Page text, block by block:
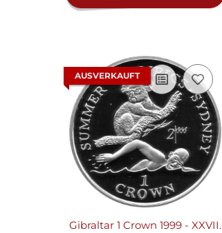
AUSVERKAUFT
Gibraltar 1 Crown 1999 - XXVII.